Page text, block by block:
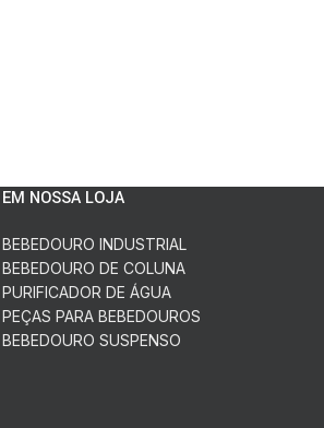
EM NOSSA LOJA
BEBEDOURO INDUSTRIAL
BEBEDOURO DE COLUNA
PURIFICADOR DE ÁGUA
PEÇAS PARA BEBEDOUROS
BEBEDOURO SUSPENSO